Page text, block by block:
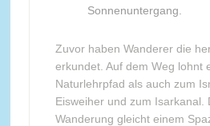
Sonnenuntergang.
Zuvor haben Wanderer die
erkundet. Auf dem Weg lohnt
Naturlehrpfad als auch zum
Eisweiher und zum Isarkanal.
Wanderung gleicht einem